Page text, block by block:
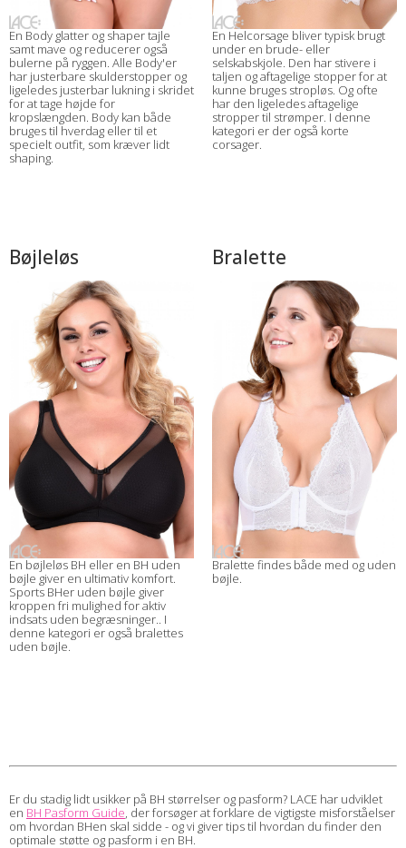
En Body glatter og shaper tajle
samt mave og reducerer også
bulerne på ryggen. Alle Body'er
har justerbare skulderstopper og
ligeledes justerbar lukning i skridet
for at tage højde for
kropslængden. Body kan både
bruges til hverdag eller til et
specielt outfit, som kræver lidt
shaping.
En Helcorsage bliver typisk brugt
under en brude- eller
selskabskjole. Den har stivere i
taljen og aftagelige stopper for at
kunne bruges stropløs. Og ofte
har den ligeledes aftagelige
stropper til strømper. I denne
kategori er der også korte
corsager.
Bøjleløs
En bøjleløs BH eller en BH uden
bøjle giver en ultimativ komfort.
Sports BHer uden bøjle giver
kroppen fri mulighed for aktiv
indsats uden begræsninger.. I
denne kategori er også bralettes
uden bøjle.
Bralette
Bralette findes både med og uden
bøjle.
Er du stadig lidt usikker på BH størrelser og pasform? LACE har udviklet
en BH Pasform Guide, der forsøger at forklare de vigtigste misforståelser
om hvordan BHen skal sidde - og vi giver tips til hvordan du finder den
optimale støtte og pasform i en BH.